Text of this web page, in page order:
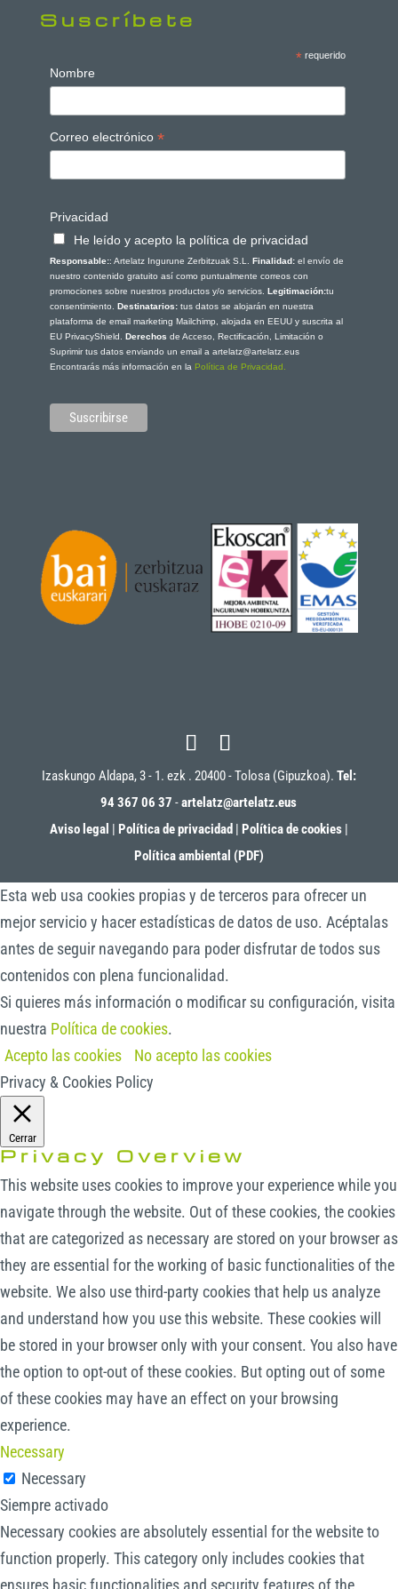
Suscríbete
* requerido
Nombre
Correo electrónico *
Privacidad
He leído y acepto la política de privacidad
Responsable:: Artelatz Ingurune Zerbitzuak S.L. Finalidad:el envío de
nuestro contenido gratuito así como puntualmente correos con
promociones sobre nuestros productos y/o servicios. Legitimación:tu
consentimiento. Destinatarios: tus datos se alojarán en nuestra
plataforma de email marketing Mailchimp, alojada en EEUU y suscrita al
EU PrivacyShield. Derechos de Acceso, Rectificación, Limitación o
Suprimir tus datos enviando un email a artelatz@artelatz.eus
Encontrarás más información en la Política de Privacidad.
Izaskungo Aldapa, 3 - 1. ezk . 20400 - Tolosa (Gipuzkoa). Tel:
94 367 06 37 -artelatz@artelatz.eus
Aviso legal | Política de privacidad | Política de cookies|
Política ambiental (PDF)
Esta web usa cookies propias y de terceros para ofrecer un
mejor servicio y hacer estadísticas de datos de uso. Acéptalas
antes de seguir navegando para poder disfrutar de todos sus
contenidos con plena funcionalidad.
Si quieres más información o modificar su configuración, visita
nuestra Política de cookies.
Acepto las cookies
No acepto las cookies
Privacy & Cookies Policy
Cerrar
Privacy Overview
This website uses cookies to improve your experience while you
navigate through the website. Out of these cookies, the cookies
that are categorized as necessary are stored on your browser as
they are essential for the working of basic functionalities of the
website. We also use third-party cookies that help us analyze
and understand how you use this website. These cookies will
be stored in your browser only with your consent. You also have
the option to opt-out of these cookies. But opting out of some
of these cookies may have an effect on your browsing
experience.
Necessary
Necessary
Siempre activado
Necessary cookies are absolutely essential for the website to
function properly. This category only includes cookies that
ensures basic functionalities and security features of the